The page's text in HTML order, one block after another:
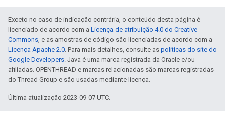
Exceto no caso de indicação contrária, o conteúdo desta página é
licenciado de acordo com a Licença de atribuição 4.0 do Creative
Commons , e as amostras de código são licenciadas de acordo com a
Licença Apache 2.0 . Para mais detalhes, consulte as políticas do site do
Google Developers . Java é uma marca registrada da Oracle e/ou
afiliadas. OPENTHREAD e marcas relacionadas são marcas registradas
do Thread Group e são usadas mediante licença.
Última atualização 2023-09-07 UTC.